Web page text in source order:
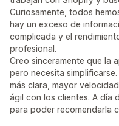
Curiosamente, todos
hay un exceso de
complicada y el
profesional.
Creo sinceramente que la
pero necesita
más clara, mayor
ágil con los clientes. A día
para poder recomendarla